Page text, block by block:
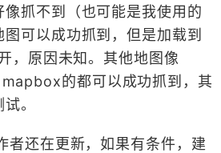
抓不到（也可能是我使用的
可以成功抓到，但是加载到
，原因未知。其他地图像
的都可以成功抓到，其
。
者还在更新，如果有条件，建